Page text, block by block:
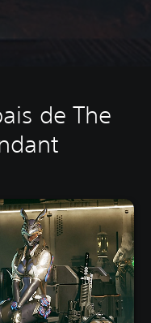
de The